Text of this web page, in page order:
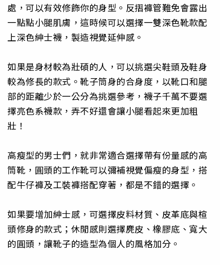
處，可以有效修飾你的身型。反摺褲管難免會露出
一點點小腿肌膚，這時候可以選擇一雙深色靴款配
上深色紳士襪，製造視覺延伸感。
如果是身材較為壯碩的人，可以挑選尖鞋頭及鞋身
較為修長的款式。靴子筒身的合身度，以靴口和腿
部的距離少於一公分為挑選參考，襪子千萬不要選
擇亮色系襪款，弄不好還會讓小腿看起來更加粗
壯！
高瘦型的男士們，就非常適合選擇帶有份量感的高
筒靴，圓頭的工作靴可以彌補視覺偏瘦的身型，搭
配牛仔褲及工裝褲搭配穿著，都是不錯的選擇。
如果要增加紳士感，可選擇皮料材質、皮革底與楦
頭修身的款式；休閒感則選擇麂皮、橡膠底、寬大
的圓頭，讓靴子的造型為個人的風格加分。